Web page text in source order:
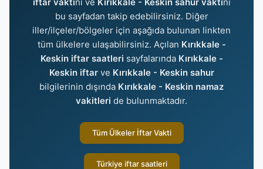
bu sayfadan takip edebilirsiniz. Diğer
iller/ilçeler/bölgeler için aşağıda bulunan linkten
tüm ülkelere ulaşabilirsiniz. Açılan Kırıkkale -
Keskin iftar saatleri sayfalarında Kırıkkale -
Keskin iftarve Kırıkkale - Keskin sahur
bilgilerinin dışında Kırıkkale - Keskin namaz
vakitleri de bulunmaktadır.
Tüm Ülkeler İftar Vakti
Türkiye iftar saatleri